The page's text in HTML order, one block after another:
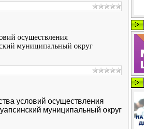
осуществления
муниципальный округ
условий осуществления
муниципальный округ